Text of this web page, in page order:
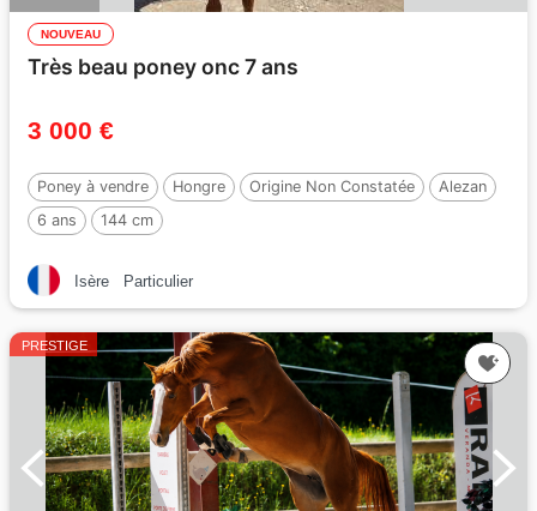
NOUVEAU
Très beau poney onc 7 ans
3 000 €
Poney à vendre Hongre Origine Non Constatée
Alezan
6 ans
144 cm
Isère Particulier
PRESTIGE